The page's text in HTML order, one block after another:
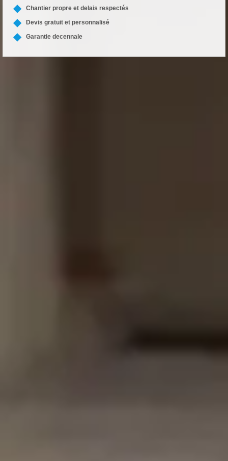
Chantier propre et delais respectés
Devis gratuit et personnalisé
Garantie decennale